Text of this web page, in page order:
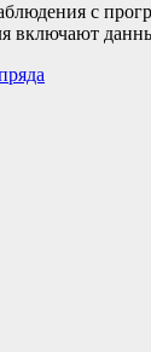
с
включают